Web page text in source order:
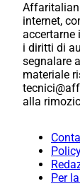
internet,
accertarne
i diritti di
segnalare
materiale
alla
Per